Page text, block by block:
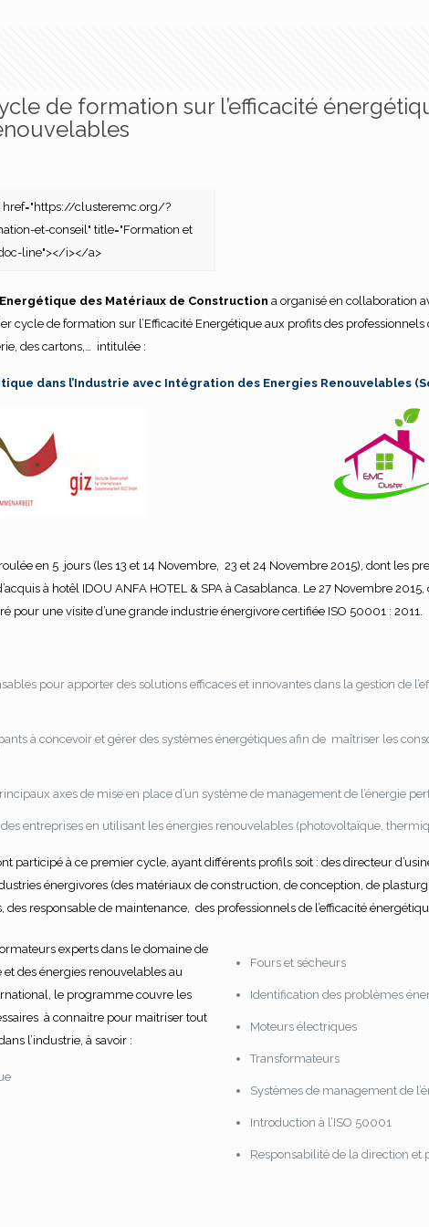
de formation sur l’efficacité
href="https://clusteremc.org/?
et-conseil" title="Formation et
line"></i></a>
des Matériaux de Construction a organisé en collaboration
cycle de formation sur l’Efficacité Energétique aux profits des professionnels
des cartons,… intitulée :
dans l’Industrie avec Intégration des Energies Renouvelables
en 5 jours (les 13 et 14 Novembre, 23 et 24 Novembre 2015), dont les
à hotêl IDOU ANFA HOTEL & SPA à Casablanca. Le 27 Novembre
pour une visite d’une grande industrie énergivore certifiée ISO 50001 : 2011.
pour apporter des solutions efficaces et innovantes dans la gestion de
à concevoir et gérer des systèmes énergétiques afin de maîtriser les
axes de mise en place d’un système de management de l’énergie
entreprises en utilisant les énergies renouvelables (photovoltaïque,
participé à ce premier cycle, ayant différents profils soit : des directeur
énergivores (des matériaux de construction, de conception, de
des responsable de maintenance, des professionnels de l’efficacité
experts dans le domaine de
et des énergies renouvelables au
le programme couvre les
à connaitre pour maitriser tout
l’industrie, à savoir :
Fours et sécheurs
Identification des problèmes
Moteurs électriques
Transformateurs
Systèmes de management de
Introduction à l’ISO 50001
Responsabilité de la direction et
Abonnez-vous à la
Rights Reserved.